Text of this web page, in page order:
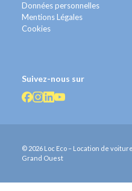
Données personnelles
Mentions Légales
Cookies
Suivez-nous sur
© 2026 Loc Eco – Location de
Grand Ouest